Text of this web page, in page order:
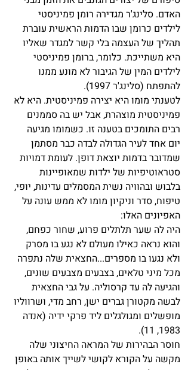
האדם. סלינג'ר מגדירה רומן פמיניסטי
לילדים כרומן שבו הדמות הראשית עוברת
תהליך של העצמה בלי קשר למגדר שאליו
היא משתייכת. כלומר, ברומן פמיניסטי
לילדים המין של הגיבור לא מונע ממנו
להתפתח (סלינג'ר 1997).
לטענתי מומו היא יצירה פמיניסטית. היא לא
פמיניסטית מוצהרת, אבל יש בה סממנים
רבים התומכים בטענה זו. כשמומו מגיעה
יום אחד לעיר הגדולה לבדה כבר מסתמן
שמדובר בדמות יוצאת דופן. לעומת דמויות
סטראוטיפיות של ילדות שמאופיינות
בלבוש ובהוויה נשית המסמלים עדינות, יופי,
טיפוח, סדר וניקיון מומו לא ממש עונה על
האפיונים האלו:
היה לה שער תלתלים פרוע, שחור כפחם,
והוא נראה כאילו מעולם לא נגע בו מסרק
ולא נגעו בו מספרים...החצאית שלה נתפרה
מכל מיני טלאים, בצבעים מצבעים שונים,
והגיעה לה עד קרסוליה. על גבי החצאית
לבשה מקטורן גברים ישן, רחב מדי, ושרווליו
מופשלים ומגולגלים ליד פרקי ידיה (אנדה
1983, 11).
חוסר הבהירות של המראה החיצוני שלה
מקשה על הקורא לקושי לשייך אותה באופן